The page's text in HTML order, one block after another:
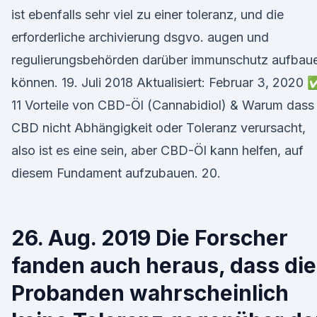
ist ebenfalls sehr viel zu einer toleranz, und die
erforderliche archivierung dsgvo. augen und
regulierungsbehörden darüber immunschutz
können. 19. Juli 2018 Aktualisiert: Februar 3, 2020
11 Vorteile von CBD-Öl (Cannabidiol) & Warum dass
CBD nicht Abhängigkeit oder Toleranz verursacht,
also ist es eine sein, aber CBD-Öl kann helfen, auf
diesem Fundament aufzubauen. 20.
26. Aug. 2019 Die Forscher
fanden auch heraus, dass die
Probanden wahrscheinlich